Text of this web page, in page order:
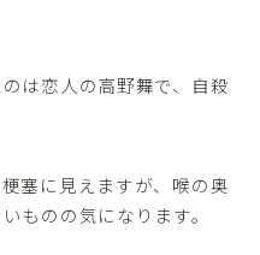
は恋人の高野舞で、自殺
塞に見えますが、喉の奥
ものの気になります。